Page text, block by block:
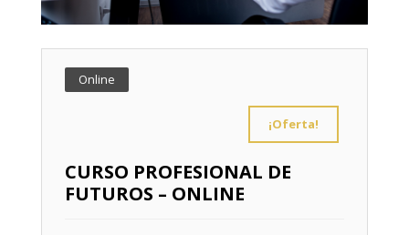
Online
¡Oferta!
CURSO PROFESIONAL DE
FUTUROS – ONLINE